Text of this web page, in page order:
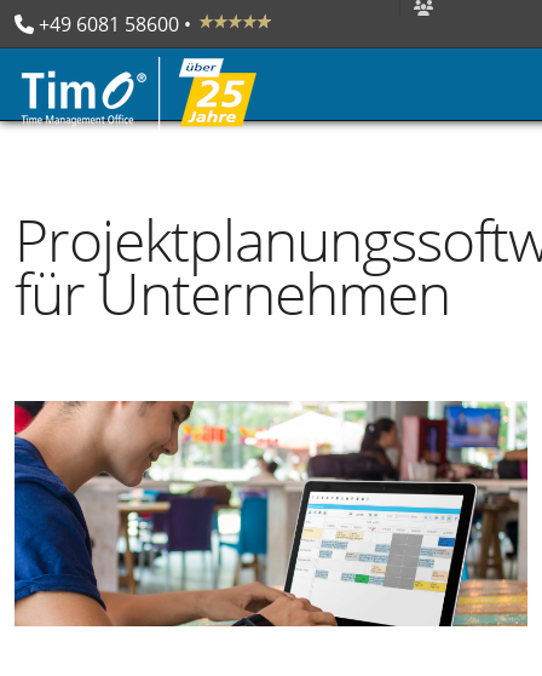
+49 6081 58600
für Unternehmen